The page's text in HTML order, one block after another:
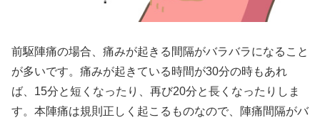
前駆陣痛の場合、痛みが起きる間隔がバラバラになること
が多いです。痛みが起きている時間が30分の時もあれ
ば、15分と短くなったり、再び20分と長くなったりしま
す。本陣痛は規則正しく起こるものなので、陣痛間隔がバ